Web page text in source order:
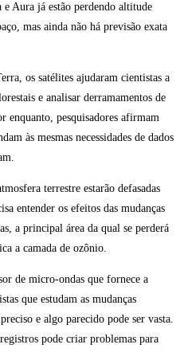
e Aura já estão perdendo altitude
mas ainda não há previsão exata
os satélites ajudaram cientistas a
e analisar derramamentos de
enquanto, pesquisadores afirmam
às mesmas necessidades de dados
terrestre estarão defasadas
entender os efeitos das mudanças
a principal área da qual se perderá
a camada de ozônio.
de micro-ondas que fornece a
que estudam as mudanças
e algo parecido pode ser vasta.
pode criar problemas para